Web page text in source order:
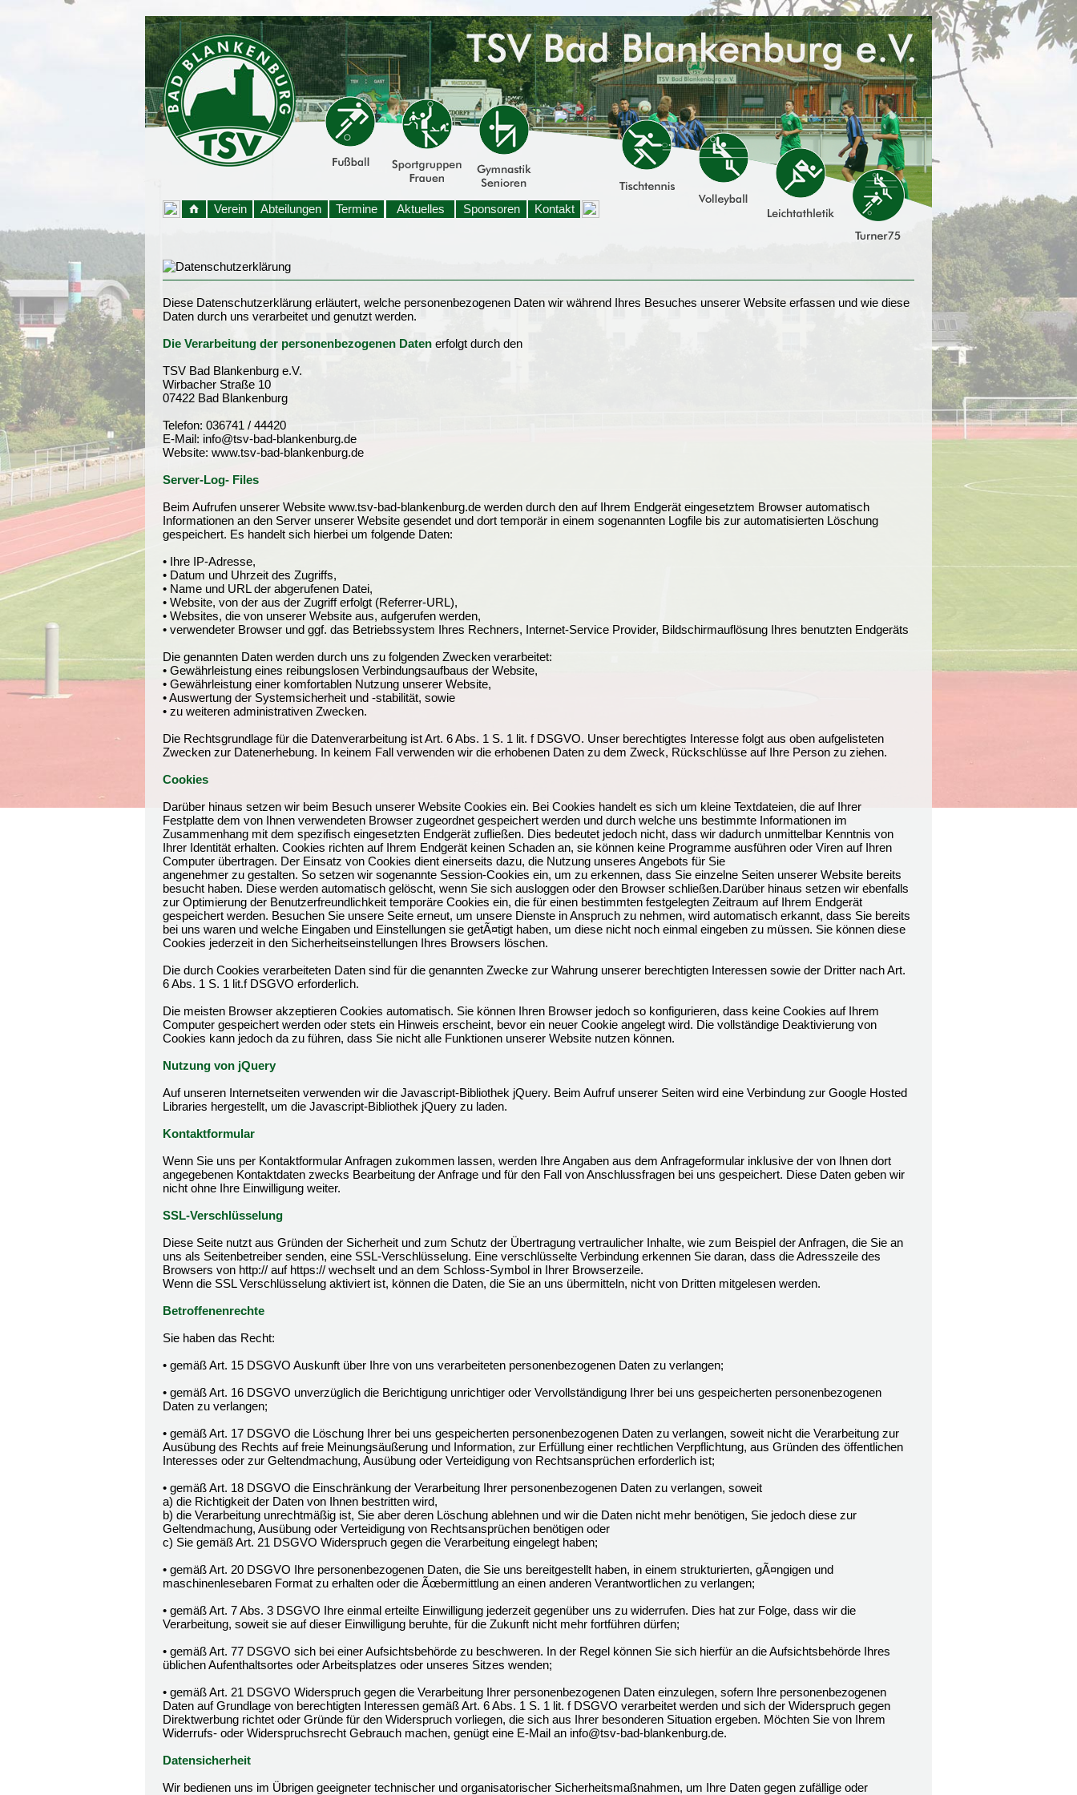
Verein Abteilungen Termine Aktuelles Sponsoren Kontakt
Diese Datenschutzerklärung erläutert, welche personenbezogenen Daten wir während Ihres Besuches unserer Website erfassen und wie diese
Daten durch uns verarbeitet und genutzt werden.
Die Verarbeitung der personenbezogenen Daten erfolgt durch den
TSV Bad Blankenburg e.V.
Wirbacher Straße 10
07422 Bad Blankenburg
Telefon: 036741 / 44420
E-Mail: info@tsv-bad-blankenburg.de
Website: www.tsv-bad-blankenburg.de
Server-Log- Files
Beim Aufrufen unserer Website www.tsv-bad-blankenburg.de werden durch den auf Ihrem Endgerät eingesetztem Browser automatisch
Informationen an den Server unserer Website gesendet und dort temporär in einem sogenannten Logfile bis zur automatisierten Löschung
gespeichert. Es handelt sich hierbei um folgende Daten:
• Ihre IP-Adresse,
• Datum und Uhrzeit des Zugriffs,
• Name und URL der abgerufenen Datei,
• Website, von der aus der Zugriff erfolgt (Referrer-URL),
• Websites, die von unserer Website aus, aufgerufen werden,
• verwendeter Browser und ggf. das Betriebssystem Ihres Rechners, Internet-Service Provider, Bildschirmauflösung Ihres benutzten Endgeräts
Die genannten Daten werden durch uns zu folgenden Zwecken verarbeitet:
• Gewährleistung eines reibungslosen Verbindungsaufbaus der Website,
• Gewährleistung einer komfortablen Nutzung unserer Website,
• Auswertung der Systemsicherheit und -stabilität, sowie
• zu weiteren administrativen Zwecken.
Die Rechtsgrundlage für die Datenverarbeitung ist Art. 6 Abs. 1 S. 1 lit. f DSGVO. Unser berechtigtes Interesse folgt aus oben aufgelisteten
Zwecken zur Datenerhebung. In keinem Fall verwenden wir die erhobenen Daten zu dem Zweck, Rückschlüsse auf Ihre Person zu ziehen.
Cookies
Darüber hinaus setzen wir beim Besuch unserer Website Cookies ein. Bei Cookies handelt es sich um kleine Textdateien, die auf Ihrer
Festplatte dem von Ihnen verwendeten Browser zugeordnet gespeichert werden und durch welche uns bestimmte Informationen im
Zusammenhang mit dem spezifisch eingesetzten Endgerät zufließen. Dies bedeutet jedoch nicht, dass wir dadurch unmittelbar Kenntnis von
Ihrer Identität erhalten. Cookies richten auf Ihrem Endgerät keinen Schaden an, sie können keine Programme ausführen oder Viren auf Ihren
Computer übertragen. Der Einsatz von Cookies dient einerseits dazu, die Nutzung unseres Angebots für Sie
angenehmer zu gestalten. So setzen wir sogenannte Session-Cookies ein, um zu erkennen, dass Sie einzelne Seiten unserer Website bereits
besucht haben. Diese werden automatisch gelöscht, wenn Sie sich ausloggen oder den Browser schließen.Darüber hinaus setzen wir ebenfalls
zur Optimierung der Benutzerfreundlichkeit temporäre Cookies ein, die für einen bestimmten festgelegten Zeitraum auf Ihrem Endgerät
gespeichert werden. Besuchen Sie unsere Seite erneut, um unsere Dienste in Anspruch zu nehmen, wird automatisch erkannt, dass Sie bereits
bei uns waren und welche Eingaben und Einstellungen sie getÃ¤tigt haben, um diese nicht noch einmal eingeben zu müssen. Sie können diese
Cookies jederzeit in den Sicherheitseinstellungen Ihres Browsers löschen.
Die durch Cookies verarbeiteten Daten sind für die genannten Zwecke zur Wahrung unserer berechtigten Interessen sowie der Dritter nach Art.
6 Abs. 1 S. 1 lit.f DSGVO erforderlich.
Die meisten Browser akzeptieren Cookies automatisch. Sie können Ihren Browser jedoch so konfigurieren, dass keine Cookies auf Ihrem
Computer gespeichert werden oder stets ein Hinweis erscheint, bevor ein neuer Cookie angelegt wird. Die vollständige Deaktivierung von
Cookies kann jedoch da zu führen, dass Sie nicht alle Funktionen unserer Website nutzen können.
Nutzung von jQuery
Auf unseren Internetseiten verwenden wir die Javascript-Bibliothek jQuery. Beim Aufruf unserer Seiten wird eine Verbindung zur Google Hosted
Libraries hergestellt, um die Javascript-Bibliothek jQuery zu laden.
Kontaktformular
Wenn Sie uns per Kontaktformular Anfragen zukommen lassen, werden Ihre Angaben aus dem Anfrageformular inklusive der von Ihnen dort
angegebenen Kontaktdaten zwecks Bearbeitung der Anfrage und für den Fall von Anschlussfragen bei uns gespeichert. Diese Daten geben wir
nicht ohne Ihre Einwilligung weiter.
SSL-Verschlüsselung
Diese Seite nutzt aus Gründen der Sicherheit und zum Schutz der Übertragung vertraulicher Inhalte, wie zum Beispiel der Anfragen, die Sie an
uns als Seitenbetreiber senden, eine SSL-Verschlüsselung. Eine verschlüsselte Verbindung erkennen Sie daran, dass die Adresszeile des
Browsers von http:// auf https:// wechselt und an dem Schloss-Symbol in Ihrer Browserzeile.
Wenn die SSL Verschlüsselung aktiviert ist, können die Daten, die Sie an uns übermitteln, nicht von Dritten mitgelesen werden.
Betroffenenrechte
Sie haben das Recht:
• gemäß Art. 15 DSGVO Auskunft über Ihre von uns verarbeiteten personenbezogenen Daten zu verlangen;
• gemäß Art. 16 DSGVO unverzüglich die Berichtigung unrichtiger oder Vervollständigung Ihrer bei uns gespeicherten personenbezogenen
Daten zu verlangen;
• gemäß Art. 17 DSGVO die Löschung Ihrer bei uns gespeicherten personenbezogenen Daten zu verlangen, soweit nicht die Verarbeitung zur
Ausübung des Rechts auf freie Meinungsäußerung und Information, zur Erfüllung einer rechtlichen Verpflichtung, aus Gründen des öffentlichen
Interesses oder zur Geltendmachung, Ausübung oder Verteidigung von Rechtsansprüchen erforderlich ist;
• gemäß Art. 18 DSGVO die Einschränkung der Verarbeitung Ihrer personenbezogenen Daten zu verlangen, soweit
a) die Richtigkeit der Daten von Ihnen bestritten wird,
b) die Verarbeitung unrechtmäßig ist, Sie aber deren Löschung ablehnen und wir die Daten nicht mehr benötigen, Sie jedoch diese zur
Geltendmachung, Ausübung oder Verteidigung von Rechtsansprüchen benötigen oder
c) Sie gemäß Art. 21 DSGVO Widerspruch gegen die Verarbeitung eingelegt haben;
• gemäß Art. 20 DSGVO Ihre personenbezogenen Daten, die Sie uns bereitgestellt haben, in einem strukturierten, gÃ¤ngigen und
maschinenlesebaren Format zu erhalten oder die Ãœbermittlung an einen anderen Verantwortlichen zu verlangen;
• gemäß Art. 7 Abs. 3 DSGVO Ihre einmal erteilte Einwilligung jederzeit gegenüber uns zu widerrufen. Dies hat zur Folge, dass wir die
Verarbeitung, soweit sie auf dieser Einwilligung beruhte, für die Zukunft nicht mehr fortführen dürfen;
• gemäß Art. 77 DSGVO sich bei einer Aufsichtsbehörde zu beschweren. In der Regel können Sie sich hierfür an die Aufsichtsbehörde Ihres
üblichen Aufenthaltsortes oder Arbeitsplatzes oder unseres Sitzes wenden;
• gemäß Art. 21 DSGVO Widerspruch gegen die Verarbeitung Ihrer personenbezogenen Daten einzulegen, sofern Ihre personenbezogenen
Daten auf Grundlage von berechtigten Interessen gemäß Art. 6 Abs. 1 S. 1 lit. f DSGVO verarbeitet werden und sich der Widerspruch gegen
Direktwerbung richtet oder Gründe für den Widerspruch vorliegen, die sich aus Ihrer besonderen Situation ergeben. Möchten Sie von Ihrem
Widerrufs- oder Widerspruchsrecht Gebrauch machen, genügt eine E-Mail an info@tsv-bad-blankenburg.de.
Datensicherheit
Wir bedienen uns im Übrigen geeigneter technischer und organisatorischer Sicherheitsmaßnahmen, um Ihre Daten gegen zufällige oder